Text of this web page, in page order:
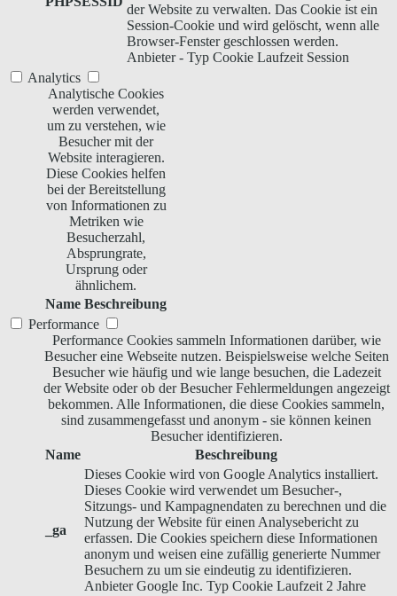
der Website zu verwalten. Das Cookie ist ein
Session-Cookie und wird gelöscht, wenn alle
Browser-Fenster geschlossen werden.
Anbieter - Typ Cookie Laufzeit Session
Analytics
Analytische Cookies
werden verwendet,
um zu verstehen, wie
Besucher mit der
Website interagieren.
Diese Cookies helfen
bei der Bereitstellung
von Informationen zu
Metriken wie
Besucherzahl,
Absprungrate,
Ursprung oder
ähnlichem.
Name Beschreibung
Performance
Performance Cookies sammeln Informationen darüber, wie
Besucher eine Webseite nutzen. Beispielsweise welche Seiten
Besucher wie häufig und wie lange besuchen, die Ladezeit
der Website oder ob der Besucher Fehlermeldungen angezeigt
bekommen. Alle Informationen, die diese Cookies sammeln,
sind zusammengefasst und anonym - sie können keinen
Besucher identifizieren.
Name
Beschreibung
_ga
Dieses Cookie wird von Google Analytics installiert.
Dieses Cookie wird verwendet um Besucher-,
Sitzungs- und Kampagnendaten zu berechnen und die
Nutzung der Website für einen Analysebericht zu
erfassen. Die Cookies speichern diese Informationen
anonym und weisen eine zufällig generierte Nummer
Besuchern zu um sie eindeutig zu identifizieren.
Anbieter Google Inc. Typ Cookie Laufzeit 2 Jahre